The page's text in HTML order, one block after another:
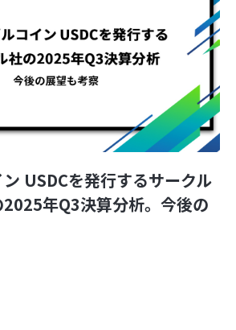
USDCを発行するサークル
2025年Q3決算分析。今後の